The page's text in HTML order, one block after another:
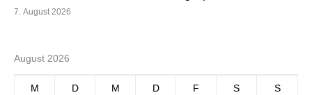
7. August 2026
August 2026
M D M D F S S